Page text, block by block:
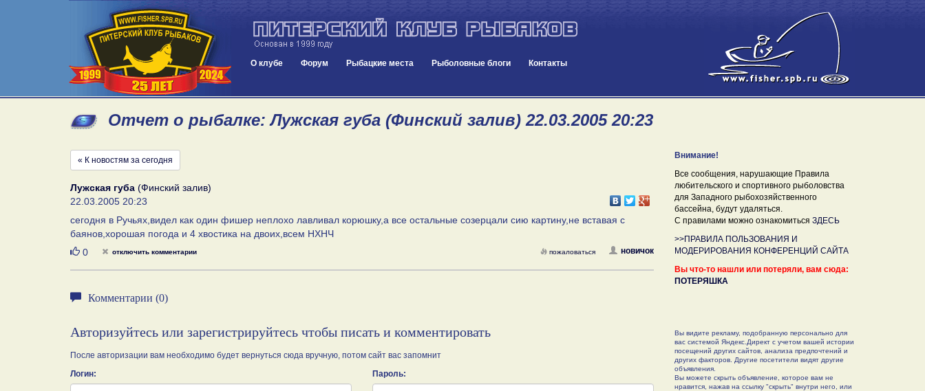
О клубе Форум Рыбацкие места Рыболовные блоги Контакты
Отчет о рыбалке: Лужская губа (Финский залив) 22.03.2005 20:23
« К новостям за сегодня
Лужская губа (Финский залив)
22.03.2005 20:23
сегодня в Ручьях,видел как один фишер неплохо лавливал корюшку,а все остальные созерцали сию картину,не вставая с
баянов,хорошая погода и 4 хвостика на двоих,всем НХНЧ
Нравится
0 отключить комментарии новичок
пожаловаться
Комментарии (0)
Авторизуйтесь или зарегистрируйтесь чтобы писать и комментировать
После авторизации вам необходимо будет вернуться сюда вручную, потом сайт вас запомнит
Логин:
Пароль:
Внимание!
Все сообщения, нарушающие Правила
любительского и спортивного рыболовства
для Западного рыбохозяйственного
бассейна, будут удаляться.
С правилами можно ознакомиться ЗДЕСЬ
>>ПРАВИЛА ПОЛЬЗОВАНИЯ И
МОДЕРИРОВАНИЯ КОНФЕРЕНЦИЙ САЙТА
Вы что-то нашли или потеряли, вам сюда:
ПОТЕРЯШКА
Вы видите рекламу, подобранную персонально для
вас системой Яндекс.Директ с учетом вашей истории
посещений других сайтов, анализа предпочтений и
других факторов. Другие посетители видят другие
объявления.
Вы можете скрыть объявление, которое вам не
нравится, нажав на ссылку "скрыть" внутри него, или